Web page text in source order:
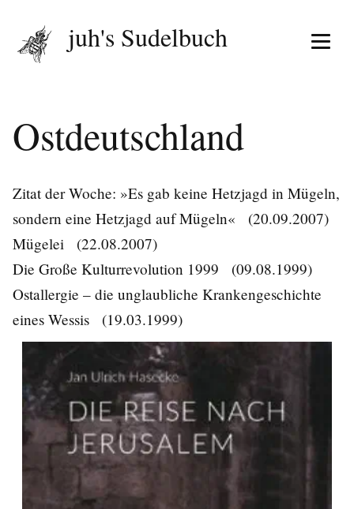
Menü
juh's Sudelbuch
Ostdeutschland
Zitat der Woche: »Es gab keine Hetzjagd in Mügeln,
sondern eine Hetzjagd auf Mügeln«
(20.09.2007)
Mügelei
(22.08.2007)
Die Große Kulturrevolution 1999
(09.08.1999)
Ostallergie – die unglaubliche Krankengeschichte
eines Wessis
(19.03.1999)